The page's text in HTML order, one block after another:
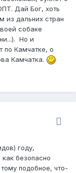
Дай Бог, хоть
из дальних стран
собаке
Но и
по Камчатке, о
Камчатка.
году,
безопасно
подобное, что-